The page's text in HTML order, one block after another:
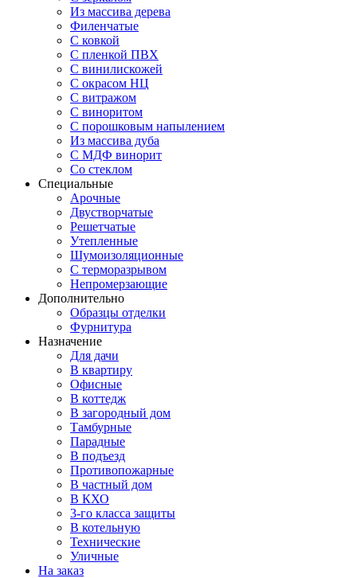
Из массива дерева
Филенчатые
С ковкой
С пленкой ПВХ
С винилискожей
С окрасом НЦ
С витражом
С виноритом
С порошковым напылением
Из массива дуба
С МДФ винорит
Со стеклом
Специальные
Арочные
Двустворчатые
Решетчатые
Утепленные
Шумоизоляционные
С терморазрывом
Непромерзающие
Дополнительно
Образцы отделки
Фурнитура
Назначение
Для дачи
В квартиру
Офисные
В коттедж
В загородный дом
Тамбурные
Парадные
В подъезд
Противопожарные
В частный дом
В КХО
3-го класса защиты
В котельную
Технические
Уличные
На заказ